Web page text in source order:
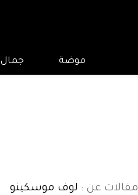
موضة جمال
مقالات عن : لوف موسكينو